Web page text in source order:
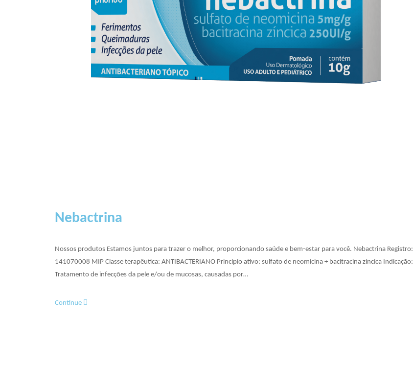
Nebactrina
Nossos produtos Estamos juntos para trazer o melhor, proporcionando saúde e bem-estar para você. Nebactrina Registro:
141070008 MIP Classe terapêutica: ANTIBACTERIANO Princípio ativo: sulfato de neomicina + bacitracina zíncica Indicação:
Tratamento de infecções da pele e/ou de mucosas, causadas por…
Continue